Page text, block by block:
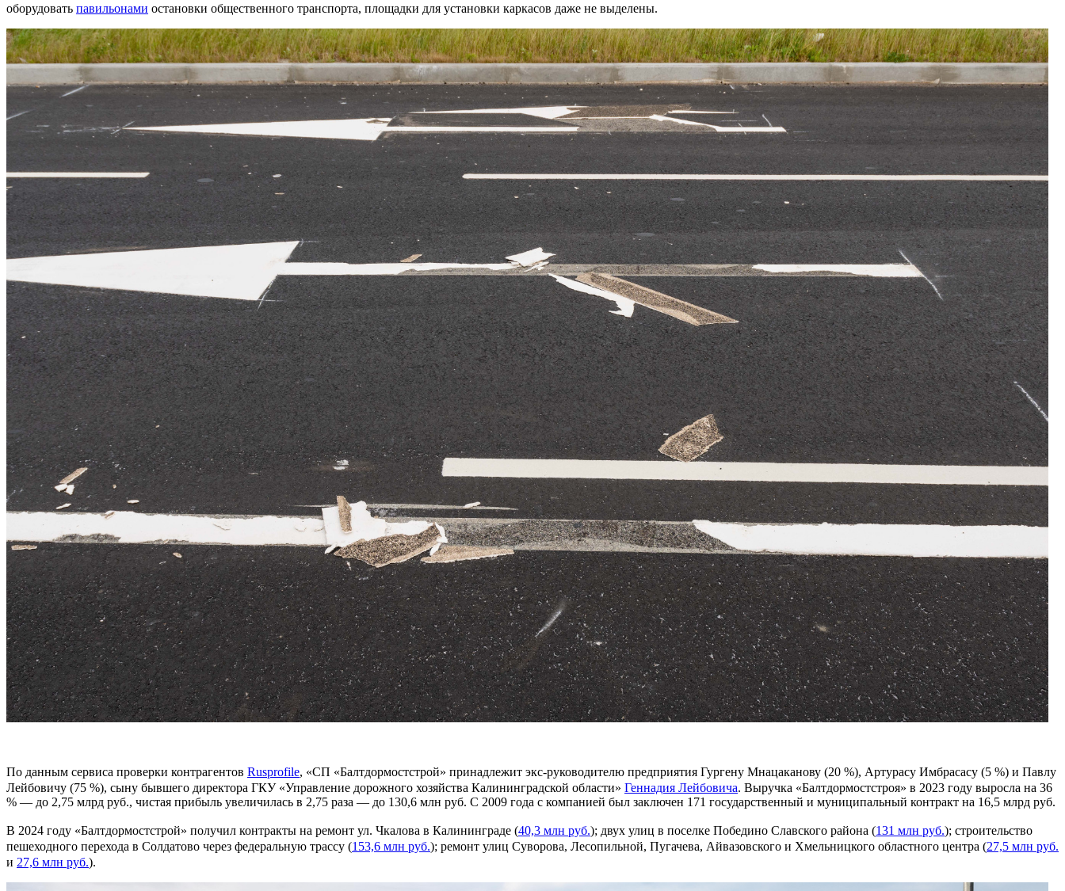
оборудовать павильонами остановки общественного транспорта, площадки для установки каркасов даже не выделены.
По данным сервиса проверки контрагентов Rusprofile, «СП «Балтдормостстрой» принадлежит экс-руководителю предприятия Гургену Мнацаканову (20 %), Артурасу Имбрасасу (5 %) и Павлу
Лейбовичу (75 %), сыну бывшего директора ГКУ «Управление дорожного хозяйства Калининградской области» Геннадия Лейбовича. Выручка «Балтдормостстроя» в 2023 году выросла на 36
% — до 2,75 млрд руб., чистая прибыль увеличилась в 2,75 раза — до 130,6 млн руб. С 2009 года с компанией был заключен 171 государственный и муниципальный контракт на 16,5 млрд руб.
В 2024 году «Балтдормостстрой» получил контракты на ремонт ул. Чкалова в Калининграде (40,3 млн руб.); двух улиц в поселке Победино Славского района (131 млн руб.); строительство
пешеходного перехода в Солдатово через федеральную трассу (153,6 млн руб.); ремонт улиц Суворова, Лесопильной, Пугачева, Айвазовского и Хмельницкого областного центра (27,5 млн руб.
и 27,6 млн руб.).